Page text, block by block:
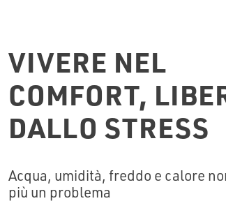
VIVERE NEL
COMFORT,
DALLO STRESS
Acqua, umidità, freddo e calore
più un problema